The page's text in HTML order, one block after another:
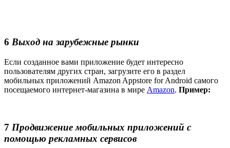
6 Выход на зарубежные рынки
Если созданное вами приложение будет интересно
пользователям других стран, загрузите его в раздел
мобильных приложений Amazon Appstore for Android самого
посещаемого интернет-магазина в мире Amazon. Пример:
7 Продвижение мобильных приложений с
помощью рекламных сервисов